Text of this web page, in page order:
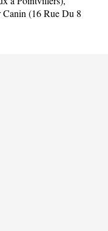
(16 Rue Du 8